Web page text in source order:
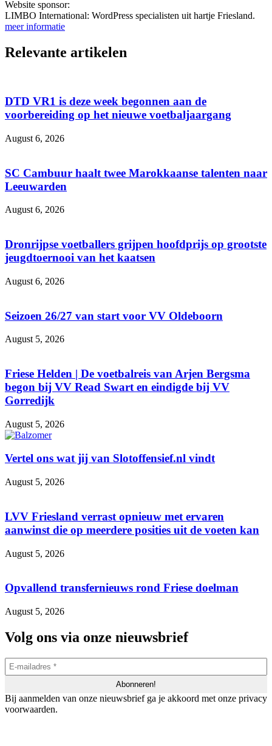
Website sponsor:
LIMBO International: WordPress specialisten uit hartje Friesland.
meer informatie
Relevante artikelen
DTD VR1 is deze week begonnen aan de
voorbereiding op het nieuwe voetbaljaargang
August 6, 2026
SC Cambuur haalt twee Marokkaanse talenten naar
Leeuwarden
August 6, 2026
Dronrijpse voetballers grijpen hoofdprijs op grootste
jeugdtoernooi van het kaatsen
August 6, 2026
Seizoen 26/27 van start voor VV Oldeboorn
August 5, 2026
Friese Helden | De voetbalreis van Arjen Bergsma
begon bij VV Read Swart en eindigde bij VV
Gorredijk
August 5, 2026
Vertel ons wat jij van Slotoffensief.nl vindt
August 5, 2026
LVV Friesland verrast opnieuw met ervaren
aanwinst die op meerdere posities uit de voeten kan
August 5, 2026
Opvallend transfernieuws rond Friese doelman
August 5, 2026
Volg ons via onze nieuwsbrief
Bij aanmelden van onze nieuwsbrief ga je akkoord met onze privacy
voorwaarden.